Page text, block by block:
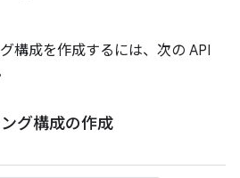
構成を作成するには、次の API
グ構成の作成